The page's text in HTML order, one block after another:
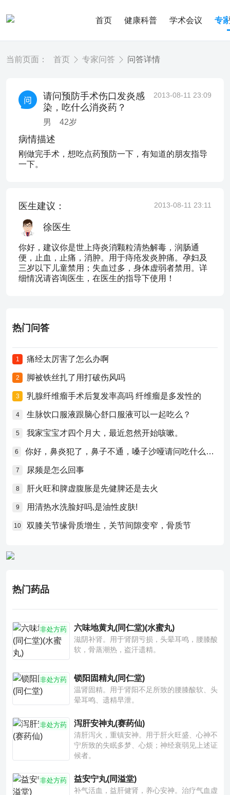
首页 健康科普 学术会议 专
当前页面： 首页 专家问答 问答详情
请问预防手术伤口发炎感
染，吃什么消炎药？
男 42岁
2013-08-11 23:09
病情描述
刚做完手术，想吃点药预防一下，有知道的朋友指导
一下。
医生建议： 2013-08-11 23:11
徐医生
你好，建议你是世上痔炎消颗粒清热解毒，润肠通
便，止血，止痛，消肿。用于痔疮发炎肿痛。孕妇及
三岁以下儿童禁用；失血过多，身体虚弱者禁用。详
细情况请咨询医生，在医生的指导下使用！
热门问答
1 痛经太厉害了怎么办啊
2 脚被铁丝扎了用打破伤风吗
3 乳腺纤维瘤手术后复发率高吗 纤维瘤是多发性的
4 生脉饮口服液跟脑心舒口服液可以一起吃么？
5 我家宝宝才四个月大，最近忽然开始咳嗽。
6 你好，鼻炎犯了，鼻子不通，嗓子沙哑请问吃什么药比较好？
7 尿频是怎么回事
8 肝火旺和脾虚腹胀是先健脾还是去火
9 用清热水洗脸好吗,是油性皮肤!
10 双膝关节缘骨质增生，关节间隙变窄，骨质节
热门药品
非处方药 六味地黄丸(同仁堂)(水蜜丸)
滋阴补肾。用于肾阴亏损，头晕耳鸣，腰膝酸
软，骨蒸潮热，盗汗遗精。
非处方药 锁阳固精丸(同仁堂)
温肾固精。用于肾阳不足所致的腰膝酸软、头
晕耳鸣、遗精早泄。
非处方药 泻肝安神丸(赛药仙)
清肝泻火，重镇安神。用于肝火旺盛、心神不
宁所致的失眠多梦、心烦；神经衰弱见上述证
候者。
非处方药 益安宁丸(同溢堂)
补气活血，益肝健肾，养心安神。治疗气血虚